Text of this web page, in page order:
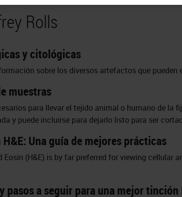
Rolls
y citológicas
sobre los diversos artefactos que
muestras
para llevar el tejido animal o humano de la
y puede incluirse para dejarlo listo para ser
Una guía de mejores prácticas
(H&E) is by far preferred for viewing cellular
a seguir para una mejor tinción